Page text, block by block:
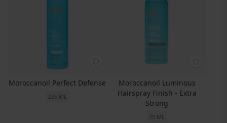
Moroccanoil Perfect Defense
225 ML
Moroccanoil Luminous
Hairspray Finish - Extra
Strong
75 ML